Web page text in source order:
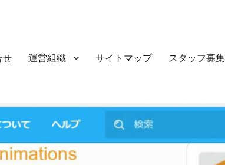
せ 運営組織 サイトマップ スタッフ募集